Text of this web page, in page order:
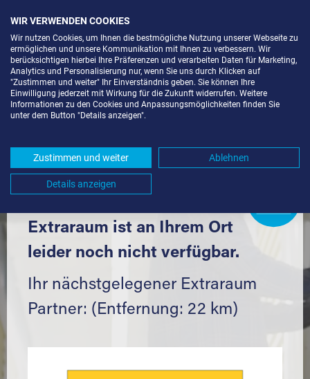
LAGERBOX IN BISCHOFSHEIM
Komfortabel einlagern mit Extraraum
Extraraum ist an Ihrem Ort
leider noch nicht verfügbar.
Ihr nächstgelegener Extraraum
Partner: (Entfernung: 22 km)
WIR VERWENDEN COOKIES
Wir nutzen Cookies, um Ihnen die bestmögliche Nutzung unserer Webseite zu
ermöglichen und unsere Kommunikation mit Ihnen zu verbessern. Wir
berücksichtigen hierbei Ihre Präferenzen und verarbeiten Daten für Marketing,
Analytics und Personalisierung nur, wenn Sie uns durch Klicken auf
"Zustimmen und weiter" Ihr Einverständnis geben. Sie können Ihre
Einwilligung jederzeit mit Wirkung für die Zukunft widerrufen. Weitere
Informationen zu den Cookies und Anpassungsmöglichkeiten finden Sie
unter dem Button "Details anzeigen".
Zustimmen und weiter Ablehnen
Details anzeigen